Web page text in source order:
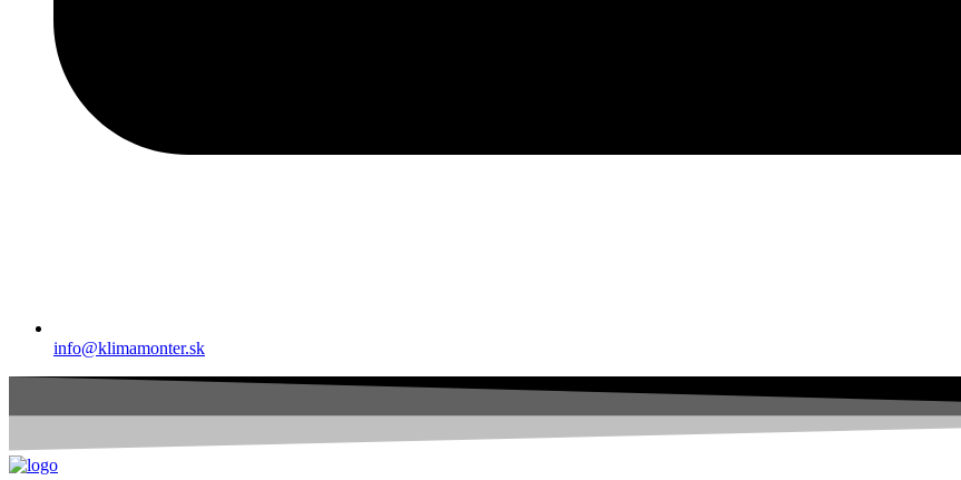
info@klimamonter.sk